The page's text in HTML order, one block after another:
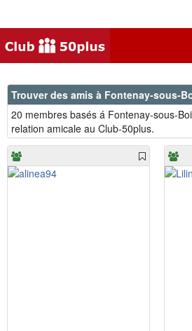
Trouver des amis à Fontenay-sous-
20 membres basés á Fontenay-sous-
relation amicale au Club-50plus.